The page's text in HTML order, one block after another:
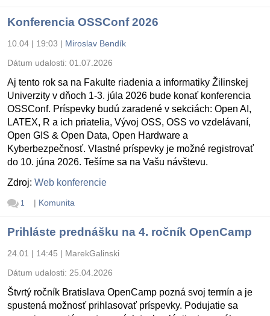
Konferencia OSSConf 2026
10.04 | 19:03 | Miroslav Bendík
Dátum udalosti: 01.07.2026
Aj tento rok sa na Fakulte riadenia a informatiky Žilinskej
Univerzity v dňoch 1-3. júla 2026 bude konať konferencia
OSSConf. Príspevky budú zaradené v sekciách: Open AI,
LATEX, R a ich priatelia, Vývoj OSS, OSS vo vzdelávaní,
Open GIS & Open Data, Open Hardware a
Kyberbezpečnosť. Vlastné príspevky je možné registrovať
do 10. júna 2026. Tešíme sa na Vašu návštevu.
Zdroj: Web konferencie
1 | Komunita
Prihláste prednášku na 4. ročník OpenCamp
24.01 | 14:45 | MarekGalinski
Dátum udalosti: 25.04.2026
Štvrtý ročník Bratislava OpenCamp pozná svoj termín a je
spustená možnosť prihlasovať príspevky. Podujatie sa